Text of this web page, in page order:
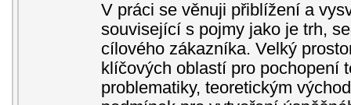
V práci se věnuji přiblížení a
související s pojmy jako je trh,
cílového zákazníka. Velký
klíčových oblastí pro pochopení
problematiky, teoretickým